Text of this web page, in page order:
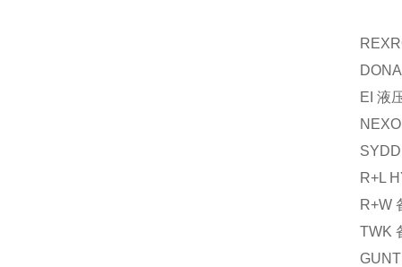
EI 液
SYDD
R+L
R+W
TWK